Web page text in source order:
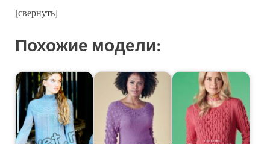
[свернуть]
Похожие модели: